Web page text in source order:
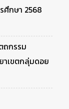
ศึกษา 2568
ถกรรม
าเขตกลุ่มดอย